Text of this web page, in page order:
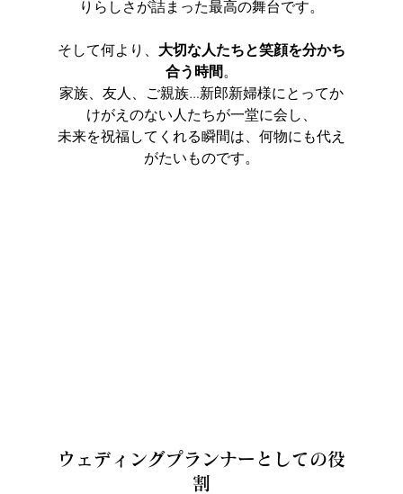
りらしさが詰まった最高の舞台です。
そして何より、 大切な人たちと笑顔を分かち
合う時間。
家族、友人、ご親族…新郎新婦様にとってか
けがえのない人たちが一堂に会し、
未来を祝福してくれる瞬間は、何物にも代え
がたいものです。
ウェディングプランナーとしての役
割